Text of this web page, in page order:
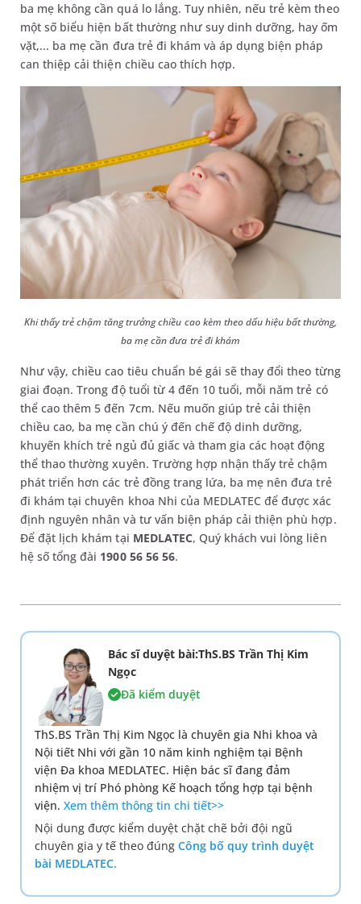
ba mẹ không cần quá lo lắng. Tuy nhiên, nếu trẻ kèm theo
một số biểu hiện bất thường như suy dinh dưỡng, hay ốm
vặt,... ba mẹ cần đưa trẻ đi khám và áp dụng biện pháp
can thiệp cải thiện chiều cao thích hợp.
Khi thấy trẻ chậm tăng trưởng chiều cao kèm theo dấu hiệu bất thường,
ba mẹ cần đưa trẻ đi khám
Như vậy, chiều cao tiêu chuẩn bé gái sẽ thay đổi theo từng
giai đoạn. Trong độ tuổi từ 4 đến 10 tuổi, mỗi năm trẻ có
thể cao thêm 5 đến 7cm. Nếu muốn giúp trẻ cải thiện
chiều cao, ba mẹ cần chú ý đến chế độ dinh dưỡng,
khuyến khích trẻ ngủ đủ giấc và tham gia các hoạt động
thể thao thường xuyên. Trường hợp nhận thấy trẻ chậm
phát triển hơn các trẻ đồng trang lứa, ba mẹ nên đưa trẻ
đi khám tại chuyên khoa Nhi của MEDLATEC để được xác
định nguyên nhân và tư vấn biện pháp cải thiện phù hợp.
Để đặt lịch khám tại MEDLATEC, Quý khách vui lòng liên
hệ số tổng đài 1900 56 56 56.
Bác sĩ duyệt bài:ThS.BS Trần Thị Kim
Ngọc
Đã kiểm duyệt
ThS.BS Trần Thị Kim Ngọc là chuyên gia Nhi khoa và
Nội tiết Nhi với gần 10 năm kinh nghiệm tại Bệnh
viện Đa khoa MEDLATEC. Hiện bác sĩ đang đảm
nhiệm vị trí Phó phòng Kế hoạch tổng hợp tại bệnh
viện. Xem thêm thông tin chi tiết>>
Nội dung được kiểm duyệt chặt chẽ bởi đội ngũ
chuyên gia y tế theo đúng Công bố quy trình duyệt
bài MEDLATEC.